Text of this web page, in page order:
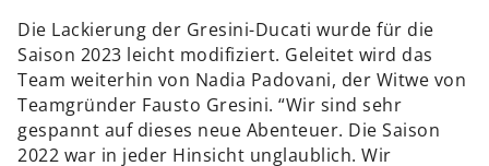
Die Lackierung der Gresini-Ducati wurde für die
Saison 2023 leicht modifiziert. Geleitet wird das
Team weiterhin von Nadia Padovani, der Witwe von
Teamgründer Fausto Gresini. “Wir sind sehr
gespannt auf dieses neue Abenteuer. Die Saison
2022 war in jeder Hinsicht unglaublich. Wir